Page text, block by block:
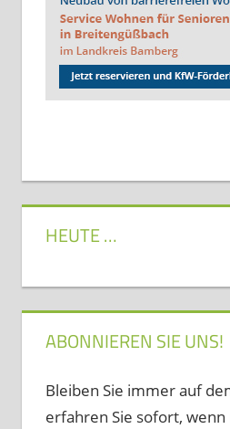
HEUTE …
ABONNIEREN SIE UNS!
Bleiben Sie immer auf
erfahren Sie sofort,